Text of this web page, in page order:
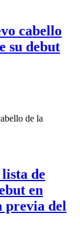
cabello
su debut
de la
de
en
previa del